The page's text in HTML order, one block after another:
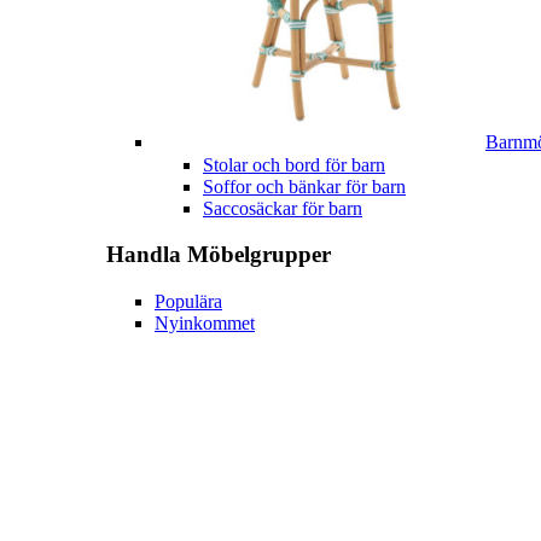
Stolar och bord för barn
Soffor och bänkar för barn
Saccosäckar för barn
Handla Möbelgrupper
Populära
Nyinkommet